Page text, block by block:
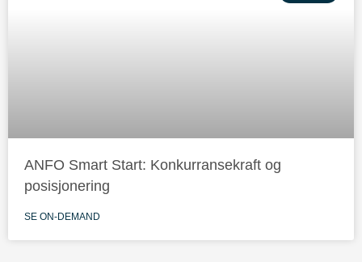
ANFO Smart Start: Konkurransekraft og
posisjonering
SE ON-DEMAND